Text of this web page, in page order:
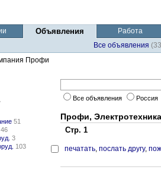
Объявления
Работа
Все объявления
Профи
51
46
3
103
Все объявления Россия
Профи, Электротехника
Стр. 1
печатать, послать другу,